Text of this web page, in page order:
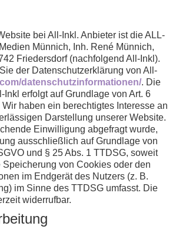
bei All-Inkl. Anbieter ist die ALL-
Münnich, Inh. René Münnich,
Friedersdorf (nachfolgend All-Inkl).
der Datenschutzerklärung von All-
datenschutzinformationen/. Die
Inkl erfolgt auf Grundlage von Art. 6
haben ein berechtigtes Interesse an
Darstellung unserer Website.
Einwilligung abgefragt wurde,
ausschließlich auf Grundlage von
und § 25 Abs. 1 TTDSG, soweit
von Cookies oder den
im Endgerät des Nutzers (z. B.
im Sinne des TTDSG umfasst. Die
widerrufbar.